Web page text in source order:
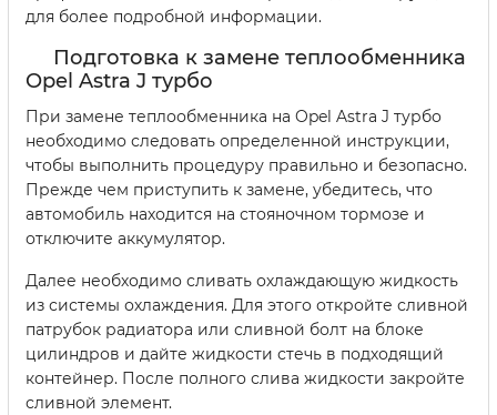
для более подробной информации.
Подготовка к замене теплообменника
Opel Astra J турбо
При замене теплообменника на Opel Astra J турбо
необходимо следовать определенной инструкции,
чтобы выполнить процедуру правильно и безопасно.
Прежде чем приступить к замене, убедитесь, что
автомобиль находится на стояночном тормозе и
отключите аккумулятор.
Далее необходимо сливать охлаждающую жидкость
из системы охлаждения. Для этого откройте сливной
патрубок радиатора или сливной болт на блоке
цилиндров и дайте жидкости стечь в подходящий
контейнер. После полного слива жидкости закройте
сливной элемент.